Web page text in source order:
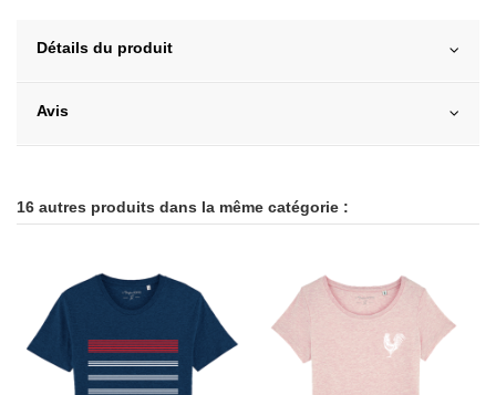
Détails du produit
Avis
16 autres produits dans la même catégorie :